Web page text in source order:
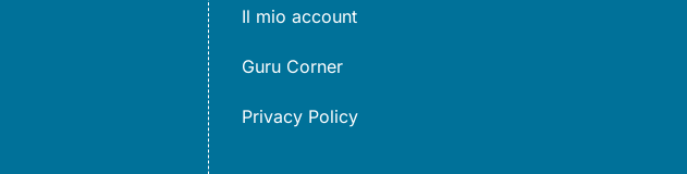
Il mio account
Guru Corner
Privacy Policy